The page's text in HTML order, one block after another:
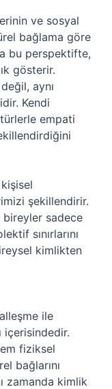
ve sosyal
bağlama göre
bu perspektifte,
gösterir.
aynı
Kendi
empati
şekillendirir.
bireyler sadece
sınırlarını
kimlikten
ile
içerisindedir.
fiziksel
bağlarını
zamanda kimlik